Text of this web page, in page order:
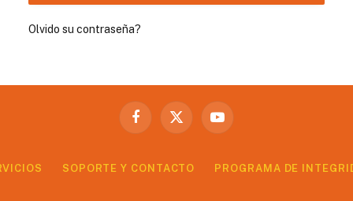
Olvido su contraseña?
Facebook
X
YouTube
SOPORTE Y CONTACTO PROGRAMA DE